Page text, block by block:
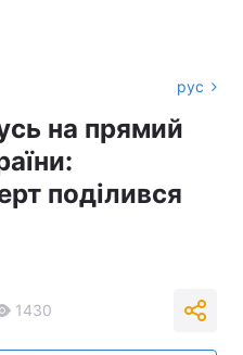
рус
на прямий
поділився
1430